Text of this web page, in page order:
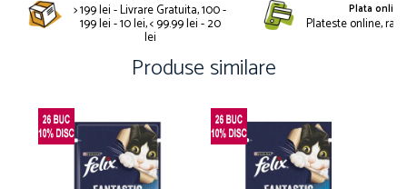
Lovely Hunter
Bult
Josera
Igiena Caini
Diete Veterinare Caini
Hill's
Nuevo
Fresh Farm
Proof
> 199 lei - Livrare Gratuita, 100 -
199 lei - 10 lei, < 99.99 lei - 20
lei
Plata online
Plateste online,
Produse similare